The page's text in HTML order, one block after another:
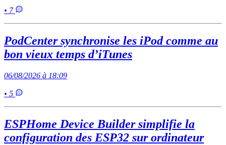
• 7
PodCenter synchronise les iPod comme au
bon vieux temps d’iTunes
06/08/2026 à 18:09
• 5
ESPHome Device Builder simplifie la
configuration des ESP32 sur ordinateur